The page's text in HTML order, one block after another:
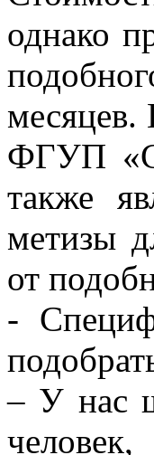
однако
месяцев.
ФГУП
также
метизы
от
-
– У нас